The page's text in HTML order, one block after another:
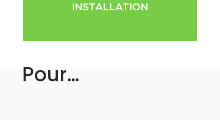
INSTALLATION
Pour…